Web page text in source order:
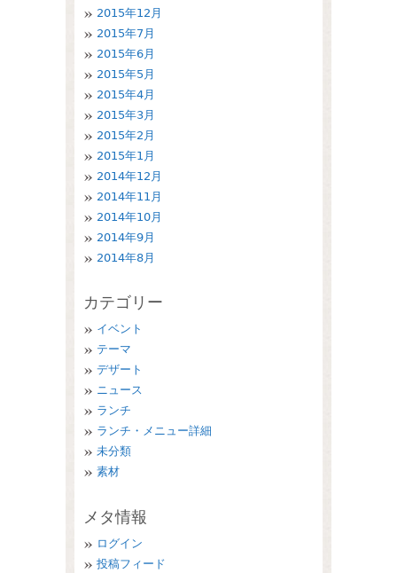
2015年12月
2015年7月
2015年6月
2015年5月
2015年4月
2015年3月
2015年2月
2015年1月
2014年12月
2014年11月
2014年10月
2014年9月
2014年8月
カテゴリー
イベント
テーマ
デザート
ニュース
ランチ
ランチ・メニュー詳細
未分類
素材
メタ情報
ログイン
投稿フィード